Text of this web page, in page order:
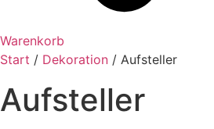
Warenkorb
Start / Dekoration / Aufsteller
Aufsteller